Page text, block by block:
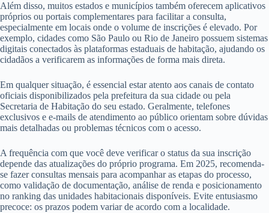
Além disso, muitos estados e municípios também oferecem aplicativos
próprios ou portais complementares para facilitar a consulta,
especialmente em locais onde o volume de inscrições é elevado. Por
exemplo, cidades como São Paulo ou Rio de Janeiro possuem sistemas
digitais conectados às plataformas estaduais de habitação, ajudando os
cidadãos a verificarem as informações de forma mais direta.
Em qualquer situação, é essencial estar atento aos canais de contato
oficiais disponibilizados pela prefeitura da sua cidade ou pela
Secretaria de Habitação do seu estado. Geralmente, telefones
exclusivos e e-mails de atendimento ao público orientam sobre dúvidas
mais detalhadas ou problemas técnicos com o acesso.
A frequência com que você deve verificar o status da sua inscrição
depende das atualizações do próprio programa. Em 2025, recomenda-
se fazer consultas mensais para acompanhar as etapas do processo,
como validação de documentação, análise de renda e posicionamento
no ranking das unidades habitacionais disponíveis. Evite entusiasmo
precoce: os prazos podem variar de acordo com a localidade.